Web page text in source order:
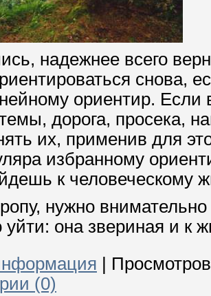
надежнее всего
снова,
ориентир. Если
дорога, просека,
их, применив для
избранному
к человеческому
нужно
она звериная и к
|
(0)